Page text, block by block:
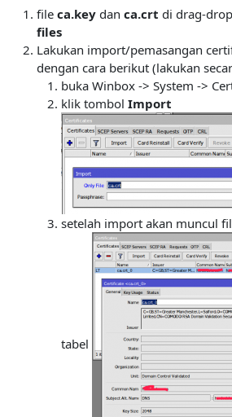
file ca.key dan ca.crt di drag-
files
Lakukan import/pemasangan
dengan cara berikut (lakukan
buka Winbox -> System ->
klik tombol Import
setelah import akan muncul
tabel